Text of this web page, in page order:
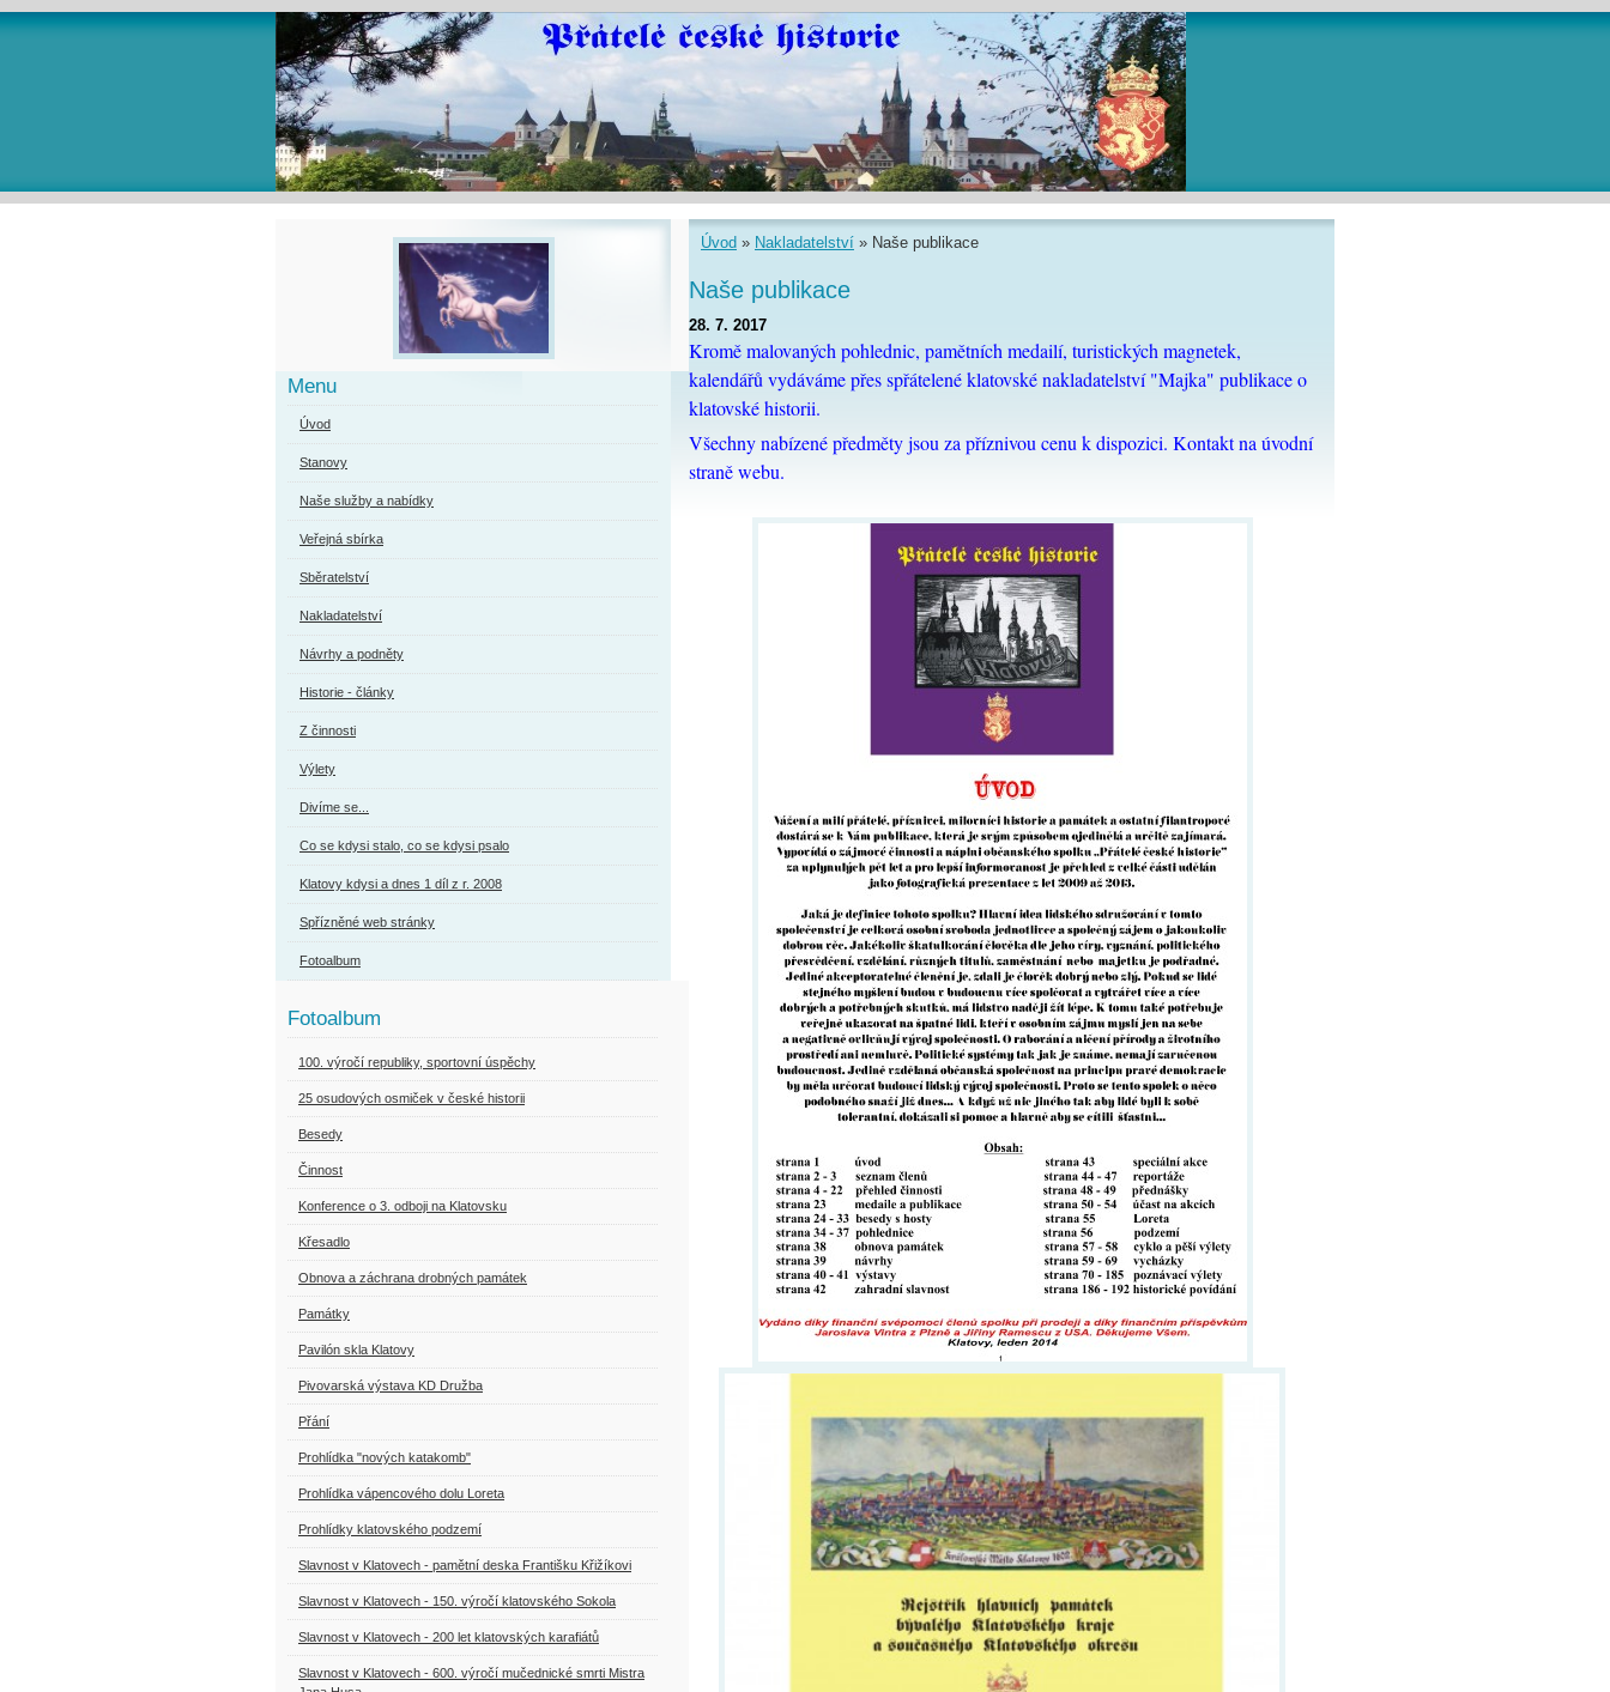
Úvod » Nakladatelství » Naše publikace
Naše publikace
28. 7. 2017
Kromě malovaných pohlednic, pamětních medailí, turistických magnetek,
kalendářů vydáváme přes spřátelené klatovské nakladatelství "Majka" publikace o
klatovské historii.
Všechny nabízené předměty jsou za příznivou cenu k dispozici. Kontakt na úvodní
straně webu.
Menu
Úvod
Stanovy
Naše služby a nabídky
Veřejná sbírka
Sběratelství
Nakladatelství
Návrhy a podněty
Historie - články
Z činnosti
Výlety
Divíme se...
Co se kdysi stalo, co se kdysi psalo
Klatovy kdysi a dnes 1 díl z r. 2008
Spřízněné web stránky
Fotoalbum
Fotoalbum
100. výročí republiky, sportovní úspěchy
25 osudových osmiček v české historii
Besedy
Činnost
Konference o 3. odboji na Klatovsku
Křesadlo
Obnova a záchrana drobných památek
Památky
Pavilón skla Klatovy
Pivovarská výstava KD Družba
Přání
Prohlídka "nových katakomb"
Prohlídka vápencového dolu Loreta
Prohlídky klatovského podzemí
Slavnost v Klatovech - pamětní deska Františku Křižíkovi
Slavnost v Klatovech - 150. výročí klatovského Sokola
Slavnost v Klatovech - 200 let klatovských karafiátů
Slavnost v Klatovech - 600. výročí mučednické smrti Mistra